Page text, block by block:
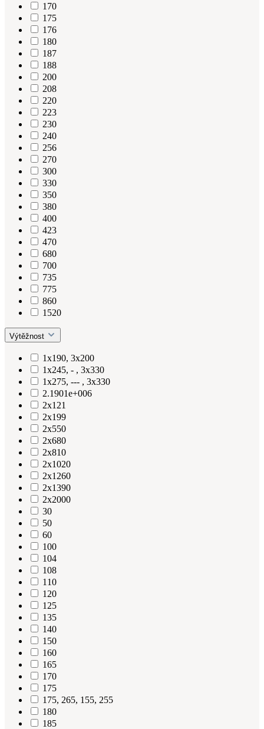
170
175
176
180
187
188
200
208
220
223
230
240
256
270
300
330
350
380
400
423
470
680
700
735
775
860
1520
Výtěžnost
1x190, 3x200
1x245, - , 3x330
1x275, --- , 3x330
2.1901e+006
2x121
2x199
2x550
2x680
2x810
2x1020
2x1260
2x1390
2x2000
30
50
60
100
104
108
110
120
125
135
140
150
160
165
170
175
175, 265, 155, 255
180
185